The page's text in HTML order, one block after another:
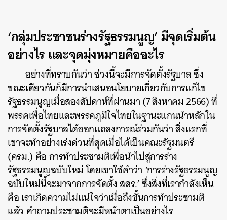
‘กลุ่มประชาชนร่างรัฐธรรมนูญ’ มีจุดเริ่มต้น
อย่างไร และจุดมุ่งหมายคืออะไร
อย่างที่ทราบกันว่า ช่วงนี้จะมีการจัดตั้งรัฐบาล ซึ่ง
ขณะเดียวกันก็มีการนำเสนอนโยบายเกี่ยวกับการแก้ไข
รัฐธรรมนูญเมื่อสองสัปดาห์ที่ผ่านมา (7 สิงหาคม 2566) ที่
พรรคเพื่อไทยและพรรคภูมิใจไทยในฐานะแกนนำหลักใน
การจัดตั้งรัฐบาลได้ออกแถลงการณ์ร่วมกันว่า สิ่งแรกที่
เขาจะทำอย่างเร่งด่วนที่สุดเมื่อได้เป็นคณะรัฐมนตรี
(ครม.) คือ การทำประชามติเพื่อนำไปสู่การร่าง
รัฐธรรมนูญฉบับใหม่ โดยเขาใช้คำว่า ‘การร่างรัฐธรรมนูญ
ฉบับใหม่นี้จะมาจากการจัดตั้ง สสร.’ ซึ่งสิ่งที่เรากำลังเห็น
คือ เราเกิดความไม่แน่ใจว่าเมื่อถึงขั้นการทำประชามติ
แล้ว คำถามประชามติจะมีหน้าตาเป็นอย่างไร